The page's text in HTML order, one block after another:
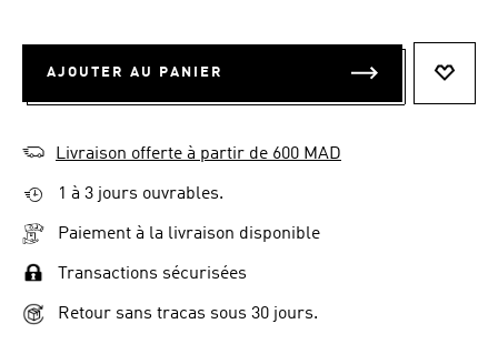
AJOUTER AU PANIER
Livraison offerte à partir de 600 MAD
1 à 3 jours ouvrables.
Paiement à la livraison disponible
Transactions sécurisées
Retour sans tracas sous 30 jours.